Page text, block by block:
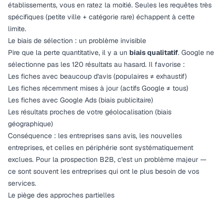
établissements, vous en ratez la moitié. Seules les requêtes très
spécifiques (petite ville + catégorie rare) échappent à cette
limite.
Le biais de sélection : un problème invisible
Pire que la perte quantitative, il y a un biais qualitatif. Google ne
sélectionne pas les 120 résultats au hasard. Il favorise :
Les fiches avec beaucoup d'avis (populaires ≠ exhaustif)
Les fiches récemment mises à jour (actifs Google ≠ tous)
Les fiches avec Google Ads (biais publicitaire)
Les résultats proches de votre géolocalisation (biais
géographique)
Conséquence : les entreprises sans avis, les nouvelles
entreprises, et celles en périphérie sont systématiquement
exclues. Pour la prospection B2B, c'est un problème majeur —
ce sont souvent les entreprises qui ont le plus besoin de vos
services.
Le piège des approches partielles